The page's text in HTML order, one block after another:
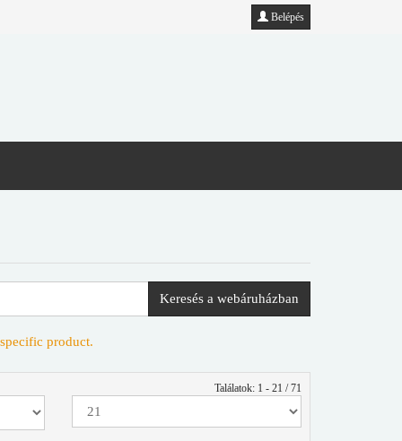
Belépés
Keresés a webáruházban
product.
Találatok: 1 - 21 / 71